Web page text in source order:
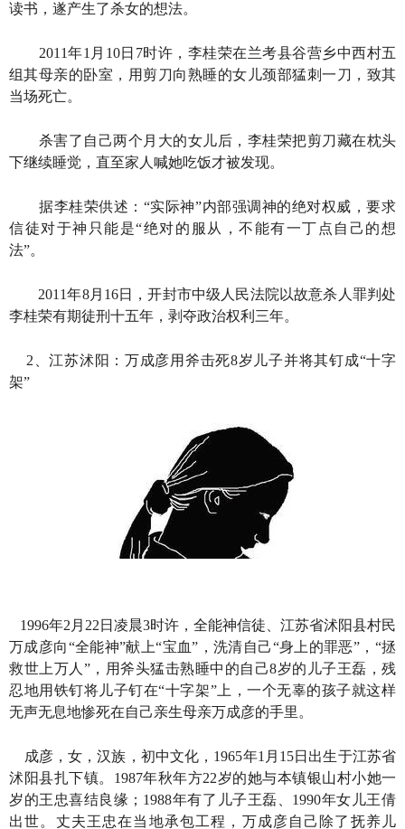
读书，遂产生了杀女的想法。
2011年1月10日7时许，李桂荣在兰考县谷营乡中西村五
组其母亲的卧室，用剪刀向熟睡的女儿颈部猛刺一刀，致其
当场死亡。
杀害了自己两个月大的女儿后，李桂荣把剪刀藏在枕头
下继续睡觉，直至家人喊她吃饭才被发现。
据李桂荣供述：“实际神”内部强调神的绝对权威，要求
信徒对于神只能是“绝对的服从，不能有一丁点自己的想
法”。
2011年8月16日，开封市中级人民法院以故意杀人罪判处
李桂荣有期徒刑十五年，剥夺政治权利三年。
2、江苏沭阳：万成彦用斧击死8岁儿子并将其钉成“十字
架”
1996年2月22日凌晨3时许，全能神信徒、江苏省沭阳县村民
万成彦向“全能神”献上“宝血”，洗清自己“身上的罪恶”，“拯
救世上万人”，用斧头猛击熟睡中的自己8岁的儿子王磊，残
忍地用铁钉将儿子钉在“十字架”上，一个无辜的孩子就这样
无声无息地惨死在自己亲生母亲万成彦的手里。
成彦，女，汉族，初中文化，1965年1月15日出生于江苏省
沭阳县扎下镇。1987年秋年方22岁的她与本镇银山村小她一
岁的王忠喜结良缘；1988年有了儿子王磊、1990年女儿王倩
出世。丈夫王忠在当地承包工程，万成彦自己除了抚养儿